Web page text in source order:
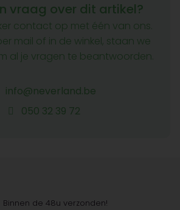
vraag over dit artikel?
contact op met één van ons.
mail of in de winkel, staan we
al je vragen te beantwoorden.
info@neverland.be
050 32 39 72
Binnen de 48u verzonden!